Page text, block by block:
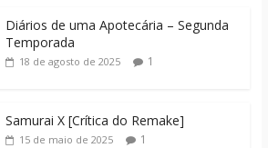
Diários de uma Apotecária – Segunda
Temporada
18 de agosto de 2025 1
Samurai X [Crítica do Remake]
15 de maio de 2025 1